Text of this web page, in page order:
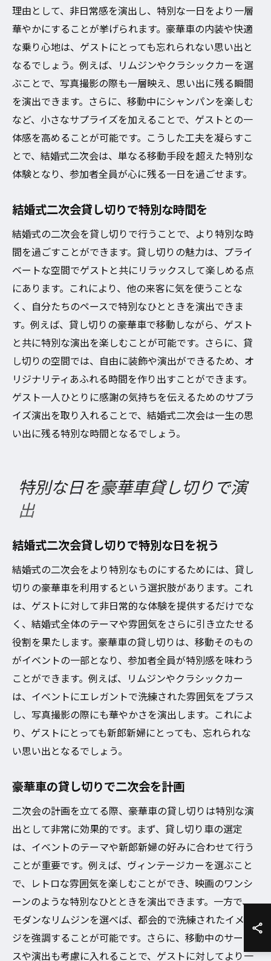
理由として、非日常感を演出し、特別な一日をより一層
華やかにすることが挙げられます。豪華車の内装や快適
な乗り心地は、ゲストにとっても忘れられない思い出と
なるでしょう。例えば、リムジンやクラシックカーを選
ぶことで、写真撮影の際も一層映え、思い出に残る瞬間
を演出できます。さらに、移動中にシャンパンを楽しむ
など、小さなサプライズを加えることで、ゲストとの一
体感を高めることが可能です。こうした工夫を凝らすこ
とで、結婚式二次会は、単なる移動手段を超えた特別な
体験となり、参加者全員が心に残る一日を過ごせます。
結婚式二次会貸し切りで特別な時間を
結婚式の二次会を貸し切りで行うことで、より特別な時
間を過ごすことができます。貸し切りの魅力は、プライ
ベートな空間でゲストと共にリラックスして楽しめる点
にあります。これにより、他の来客に気を使うことな
く、自分たちのペースで特別なひとときを演出できま
す。例えば、貸し切りの豪華車で移動しながら、ゲスト
と共に特別な演出を楽しむことが可能です。さらに、貸
し切りの空間では、自由に装飾や演出ができるため、オ
リジナリティあふれる時間を作り出すことができます。
ゲスト一人ひとりに感謝の気持ちを伝えるためのサプラ
イズ演出を取り入れることで、結婚式二次会は一生の思
い出に残る特別な時間となるでしょう。
特別な日を豪華車貸し切りで演
出
結婚式二次会貸し切りで特別な日を祝う
結婚式の二次会をより特別なものにするためには、貸し
切りの豪華車を利用するという選択肢があります。これ
は、ゲストに対して非日常的な体験を提供するだけでな
く、結婚式全体のテーマや雰囲気をさらに引き立たせる
役割を果たします。豪華車の貸し切りは、移動そのもの
がイベントの一部となり、参加者全員が特別感を味わう
ことができます。例えば、リムジンやクラシックカー
は、イベントにエレガントで洗練された雰囲気をプラス
し、写真撮影の際にも華やかさを演出します。これによ
り、ゲストにとっても新郎新婦にとっても、忘れられな
い思い出となるでしょう。
豪華車の貸し切りで二次会を計画
二次会の計画を立てる際、豪華車の貸し切りは特別な演
出として非常に効果的です。まず、貸し切り車の選定
は、イベントのテーマや新郎新婦の好みに合わせて行う
ことが重要です。例えば、ヴィンテージカーを選ぶこと
で、レトロな雰囲気を楽しむことができ、映画のワンシ
ーンのような特別なひとときを演出できます。一方で、
モダンなリムジンを選べば、都会的で洗練されたイメー
ジを強調することが可能です。さらに、移動中のサービ
スや演出も考慮に入れることで、ゲストに対してより一